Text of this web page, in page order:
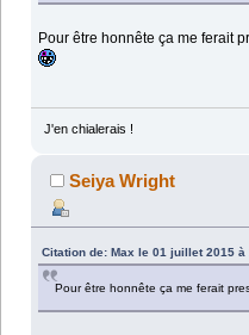
Pour être honnête ça me ferait
J'en chialerais !
Seiya Wright
Citation de: Max le 01 juillet 2015 à
Pour être honnête ça me ferait